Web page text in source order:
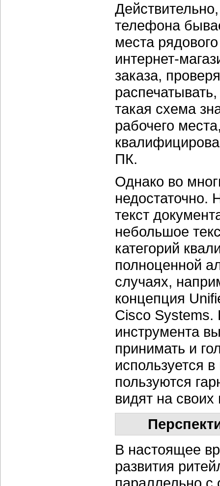
телефона
места
интернет-
заказа,
такая схема
рабочего
ПК.
Однако во
недостаточно.
текст
небольшое
категорий
полноценной
случаях,
концепция
Cisco Systems.
инструмента
принимать и
используется
пользуются
видят на
В настоящее
развития